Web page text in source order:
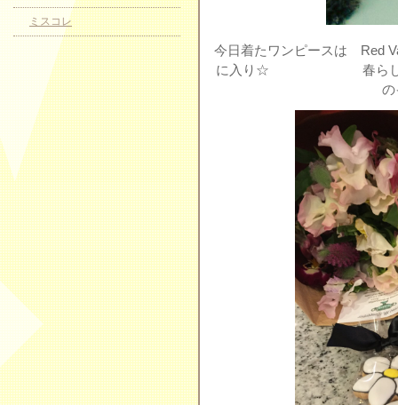
今日着たワンピースは Red
に入り☆ 春らしく胸元
の
ミスコレ